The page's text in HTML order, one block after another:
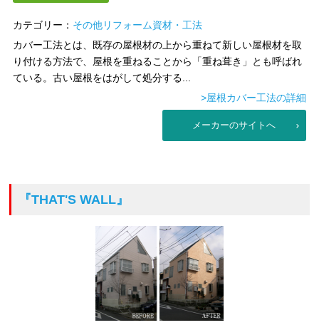
カテゴリー： その他リフォーム資材・工法
カバー工法とは、既存の屋根材の上から重ねて新しい屋根材を取
り付ける方法で、屋根を重ねることから「重ね葺き」とも呼ばれ
ている。古い屋根をはがして処分する...
>屋根カバー工法の詳細
メーカーのサイトへ
『THAT'S WALL』